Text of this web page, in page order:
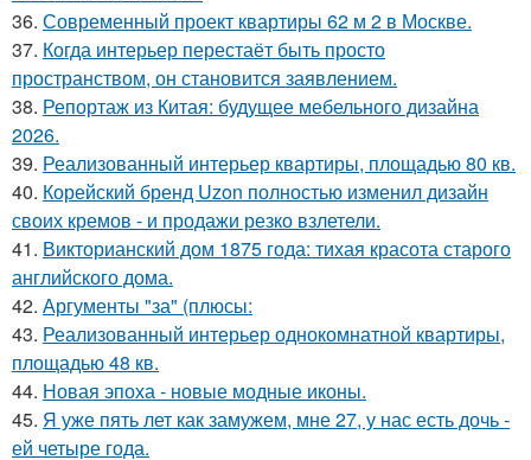
36. Современный проект квартиры 62 м 2 в Москве.
37. Когда интерьер перестаёт быть просто
пространством, он становится заявлением.
38. Репортаж из Китая: будущее мебельного дизайна
2026.
39. Реализованный интерьер квартиры, площадью 80 кв.
40. Корейский бренд Uzon полностью изменил дизайн
своих кремов - и продажи резко взлетели.
41. Викторианский дом 1875 года: тихая красота старого
английского дома.
42. Аргументы "за" (плюсы:
43. Реализованный интерьер однокомнатной квартиры,
площадью 48 кв.
44. Новая эпоха - новые модные иконы.
45. Я уже пять лет как замужем, мне 27, у нас есть дочь -
ей четыре года.